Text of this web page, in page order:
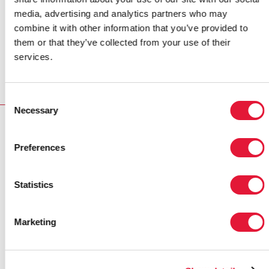
media, advertising and analytics partners who may
combine it with other information that you’ve provided to
them or that they’ve collected from your use of their
services.
Selection
Necessary
Preferences
Statistics
Marketing
Le partenariat entre l’ONUSIDA et le CIO parraine
également la production et la distribution de cartes de
sensibilisation au VIH et de rubans rouges qui seront
athlètes dès leur arrivée à Beijing pour les XXVIIIes
Liens externes: